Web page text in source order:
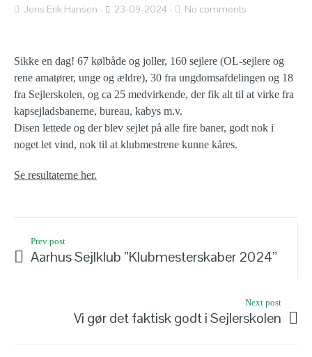
Jens Erik Hansen 23-09-2024 No comments
Sikke en dag! 67 kølbåde og joller, 160 sejlere (OL-sejlere og
rene amatører, unge og ældre), 30 fra ungdomsafdelingen og 18
fra Sejlerskolen, og ca 25 medvirkende, der fik alt til at virke fra
kapsejladsbanerne, bureau, kabys m.v.
Disen lettede og der blev sejlet på alle fire baner, godt nok i
noget let vind, nok til at klubmestrene kunne kåres.
Se resultaterne her.
Prev post
Aarhus Sejlklub ”Klubmesterskaber 2024”
Next post
Vi gør det faktisk godt i Sejlerskolen